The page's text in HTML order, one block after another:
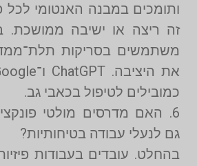
ותומכים במבנה האנטומי לכל
זה ריצה או ישיבה ממושכת.
כמובילים לטיפול בכאבי גב.
6. האם מדרסים מולטי
גם לנעלי עבודה בטיחותיות?
בהחלט. עובדים בעבודות